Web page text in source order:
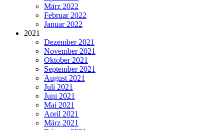
März 2022
Februar 2022
Januar 2022
2021
Dezember 2021
November 2021
Oktober 2021
September 2021
August 2021
Juli 2021
Juni 2021
Mai 2021
April 2021
März 2021